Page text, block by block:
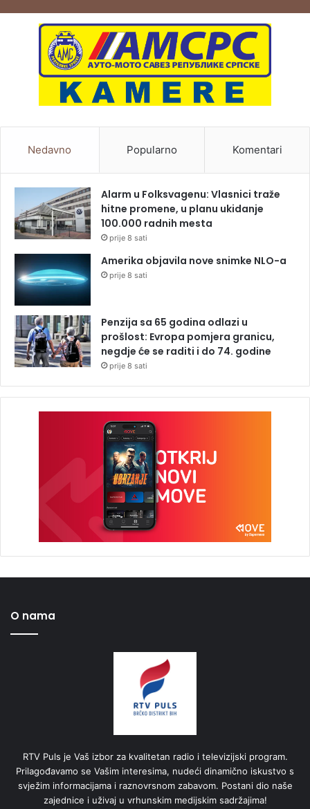
Nedavno Popularno Komentari
Alarm u Folksvagenu: Vlasnici traže
hitne promene, u planu ukidanje
100.000 radnih mesta
prije 8 sati
Amerika objavila nove snimke NLO-a
prije 8 sati
Penzija sa 65 godina odlazi u
prošlost: Evropa pomjera granicu,
negdje će se raditi i do 74. godine
prije 8 sati
O nama
RTV Puls je Vaš izbor za kvalitetan radio i televizijski program.
Prilagođavamo se Vašim interesima, nudeći dinamično iskustvo s
svježim informacijama i raznovrsnom zabavom. Postani dio naše
zajednice i uživaj u vrhunskim medijskim sadržajima!